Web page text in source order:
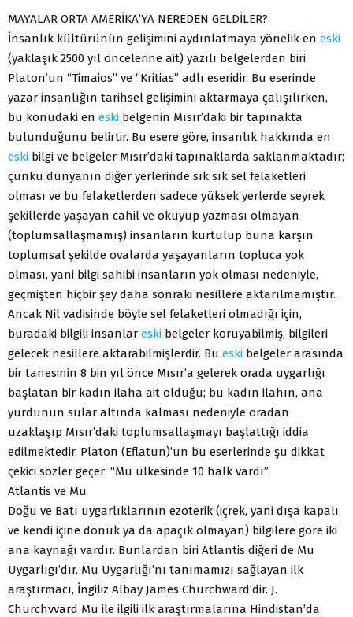
MAYALAR ORTA AMERİKA’YA NEREDEN GELDİLER?
İnsanlık kültürünün gelişimini aydınlatmaya yönelik en eski
(yaklaşık 2500 yıl öncelerine ait) yazılı belgelerden biri
Platon’un “Timaios” ve “Kritias” adlı eseridir. Bu eserinde
yazar insanlığın tarihsel gelişimini aktarmaya çalışılırken,
bu konudaki en eski belgenin Mısır’daki bir tapınakta
bulunduğunu belirtir. Bu esere göre, insanlık hakkında en
eski bilgi ve belgeler Mısır’daki tapınaklarda saklanmaktadır;
çünkü dünyanın diğer yerlerinde sık sık sel felaketleri
olması ve bu felaketlerden sadece yüksek yerlerde seyrek
şekillerde yaşayan cahil ve okuyup yazması olmayan
(toplumsallaşmamış) insanların kurtulup buna karşın
toplumsal şekilde ovalarda yaşayanların topluca yok
olması, yani bilgi sahibi insanların yok olması nedeniyle,
geçmişten hiçbir şey daha sonraki nesillere aktarılmamıştır.
Ancak Nil vadisinde böyle sel felaketleri olmadığı için,
buradaki bilgili insanlar eski belgeler koruyabilmiş, bilgileri
gelecek nesillere aktarabilmişlerdir. Bu eski belgeler arasında
bir tanesinin 8 bin yıl önce Mısır’a gelerek orada uygarlığı
başlatan bir kadın ilaha ait olduğu; bu kadın ilahın, ana
yurdunun sular altında kalması nedeniyle oradan
uzaklaşıp Mısır’daki toplumsallaşmayı başlattığı iddia
edilmektedir. Platon (Eflatun)’un bu eserlerinde şu dikkat
çekici sözler geçer: “Mu ülkesinde 10 halk vardı”.
Atlantis ve Mu
Doğu ve Batı uygarlıklarının ezoterik (içrek, yani dışa kapalı
ve kendi içine dönük ya da apaçık olmayan) bilgilere göre iki
ana kaynağı vardır. Bunlardan biri Atlantis diğeri de Mu
Uygarlıgı’dır. Mu Uygarlığı’nı tanımamızı sağlayan ilk
araştırmacı, İngiliz Albay James Churchward’dir. J.
Churchvvard Mu ile ilgili ilk araştırmalarına Hindistan’da